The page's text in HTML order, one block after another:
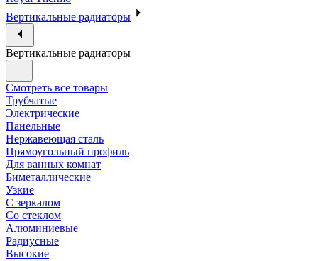
Вертикальные радиаторы
Вертикальные радиаторы
Смотреть все товары
Трубчатые
Электрические
Панельные
Нержавеющая сталь
Прямоугольный профиль
Для ванных комнат
Биметаллические
Узкие
С зеркалом
Со стеклом
Алюминиевые
Радиусные
Высокие